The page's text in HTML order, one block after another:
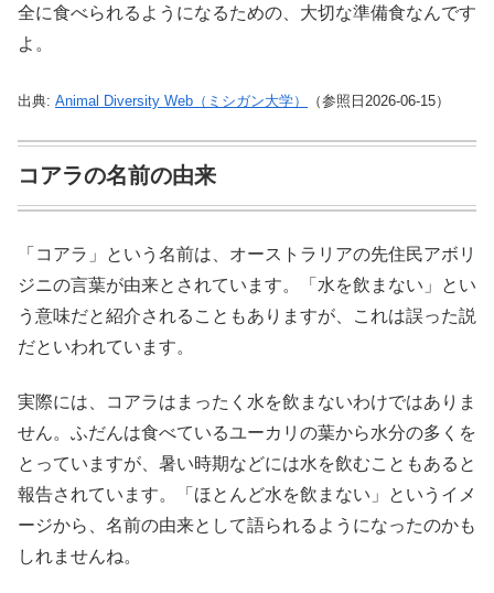
全に食べられるようになるための、大切な準備食なんです
よ。
出典: Animal Diversity Web（ミシガン大学） （参照日2026-06-15）
コアラの名前の由来
「コアラ」という名前は、オーストラリアの先住民アボリ
ジニの言葉が由来とされています。「水を飲まない」とい
う意味だと紹介されることもありますが、これは誤った説
だといわれています。
実際には、コアラはまったく水を飲まないわけではありま
せん。ふだんは食べているユーカリの葉から水分の多くを
とっていますが、暑い時期などには水を飲むこともあると
報告されています。「ほとんど水を飲まない」というイメ
ージから、名前の由来として語られるようになったのかも
しれませんね。